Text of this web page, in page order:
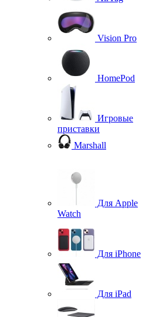
Vision Pro
HomePod
Игровые
приставки
Marshall
Для Apple
Watch
Для iPhone
Для iPad